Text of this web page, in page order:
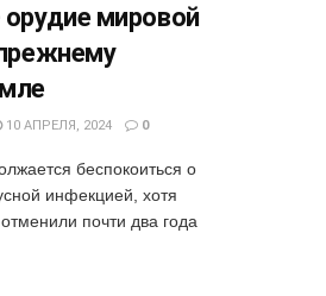
мировой
10 АПРЕЛЯ, 2024 0
беспокоиться о
инфекцией, хотя
почти два года